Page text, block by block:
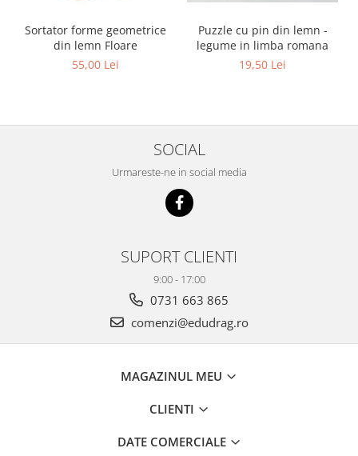
Sortator forme geometrice
din lemn Floare
55,00 Lei
Puzzle cu pin din lemn -
legume in limba romana
19,50 Lei
SOCIAL
Urmareste-ne in social media
SUPORT CLIENTI
9:00 - 17:00
0731 663 865
comenzi@edudrag.ro
MAGAZINUL MEU
CLIENTI
DATE COMERCIALE